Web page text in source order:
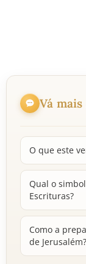
Vá
O que este
Qual o
Escrituras?
Como a
de Jerusalém?